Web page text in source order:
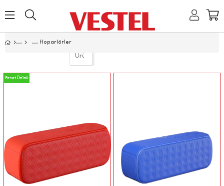
Home
Link Link
Hoparlörler
Fırsat Ürünü